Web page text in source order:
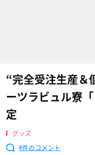
“完全受注生産＆
ーツラビュル寮
定
グッズ
4